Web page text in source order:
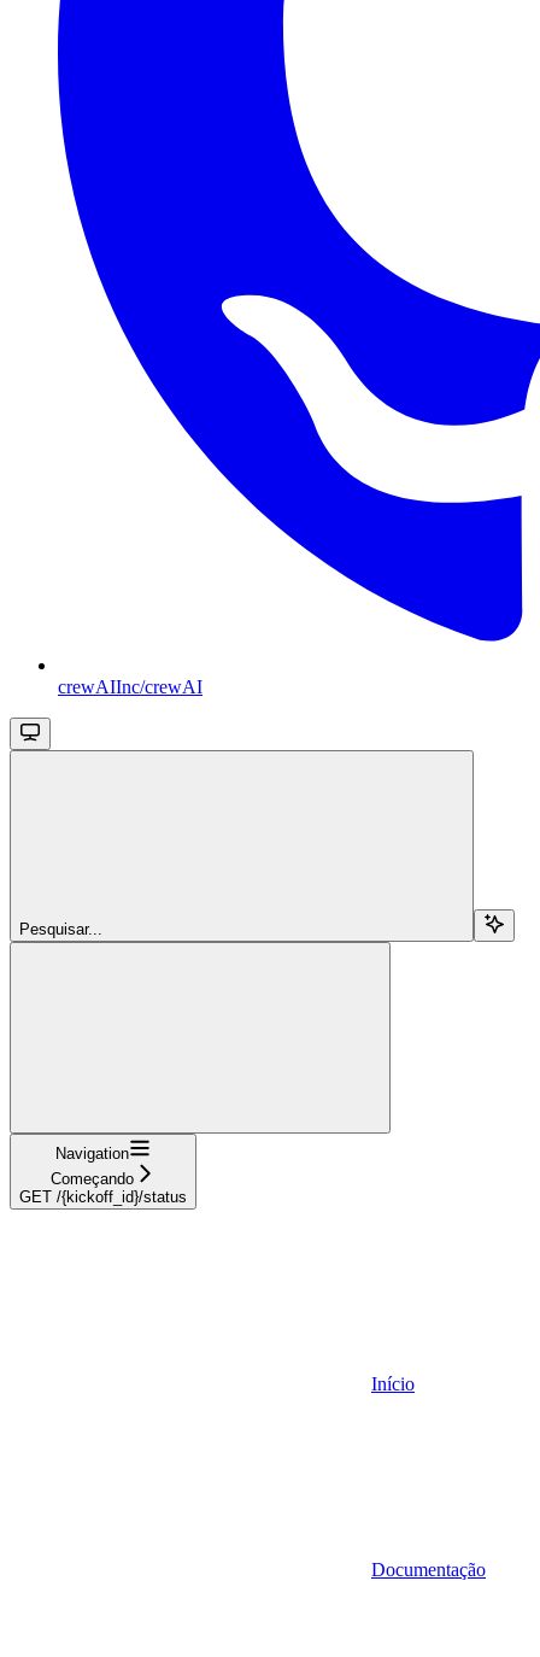
crewAIInc/crewAI
Pesquisar...
Navigation
Começando
GET /{kickoff_id}/status
Início
Documentação